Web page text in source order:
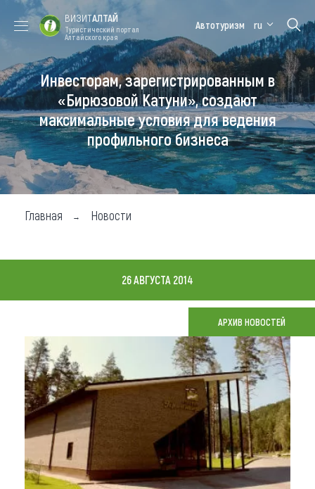
Форум VISIT
ALTAI
Цветение
маральника
Медицинский
форум
Алтайская
зимовка
Туры
Где побывать
Чем заняться
Где остановиться
Что привезти (сувениры)
О регионе
Коллекция впечатлений
Другие рубрики
ВИЗИТАЛТАЙ
Туристический портал
Алтайского края
Автотуризм ru
Инвесторам, зарегистрированным в
«Бирюзовой Катуни», создают
максимальные условия для ведения
профильного бизнеса
Главная Новости
26 АВГУСТА 2014
АРХИВ НОВОСТЕЙ